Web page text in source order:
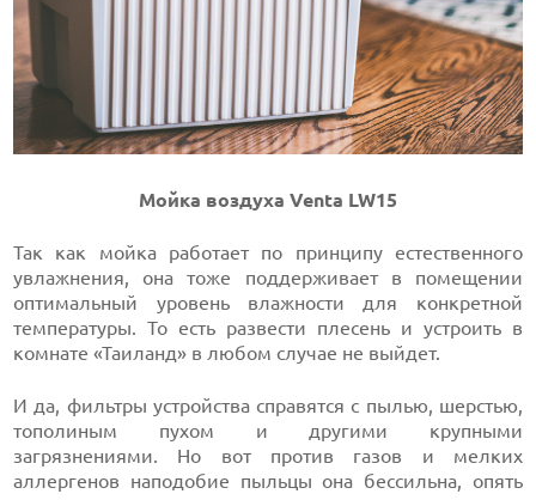
Мойка воздуха Venta LW15
Так как мойка работает по принципу естественного
увлажнения, она тоже поддерживает в помещении
оптимальный уровень влажности для конкретной
температуры. То есть развести плесень и устроить в
комнате «Таиланд» в любом случае не выйдет.
И да, фильтры устройства справятся с пылью, шерстью,
тополиным пухом и другими крупными
загрязнениями. Но вот против газов и мелких
аллергенов наподобие пыльцы она бессильна, опять